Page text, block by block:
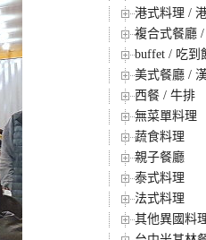
港式料理 /
複合式餐廳
buffet / 吃到
美式餐廳 /
西餐 / 牛排
無菜單料理
蔬食料理
親子餐廳
泰式料理
法式料理
其他異國料